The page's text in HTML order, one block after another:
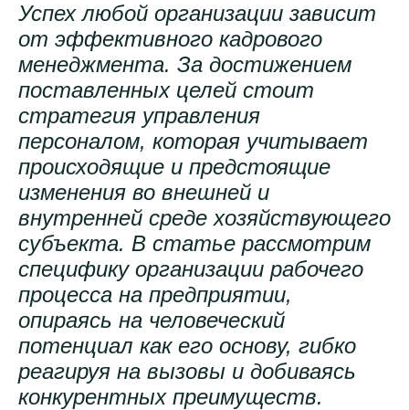
Успех любой организации зависит
от эффективного кадрового
менеджмента. За достижением
поставленных целей стоит
стратегия управления
персоналом, которая учитывает
происходящие и предстоящие
изменения во внешней и
внутренней среде хозяйствующего
субъекта. В статье рассмотрим
специфику организации рабочего
процесса на предприятии,
опираясь на человеческий
потенциал как его основу, гибко
реагируя на вызовы и добиваясь
конкурентных преимуществ.